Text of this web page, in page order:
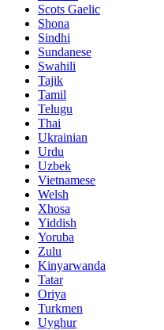
Scots Gaelic
Shona
Sindhi
Sundanese
Swahili
Tajik
Tamil
Telugu
Thai
Ukrainian
Urdu
Uzbek
Vietnamese
Welsh
Xhosa
Yiddish
Yoruba
Zulu
Kinyarwanda
Tatar
Oriya
Turkmen
Uyghur